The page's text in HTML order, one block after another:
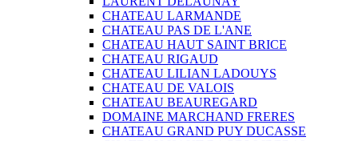
CHATEAU LARMANDE
CHATEAU PAS DE L'ANE
CHATEAU HAUT SAINT BRICE
CHATEAU RIGAUD
CHATEAU LILIAN LADOUYS
CHATEAU DE VALOIS
CHATEAU BEAUREGARD
DOMAINE MARCHAND FRERES
CHATEAU GRAND PUY DUCASSE